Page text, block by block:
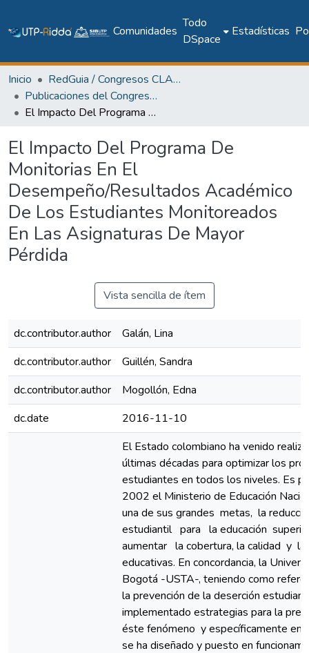
Comunidades
Todo
DSpace
Estadísticas
Inicio
RedGuia / Congresos CLABES
Publicaciones del Congreso Internacional CLABES
El Impacto Del Programa De Monitorias En El Desempeño/Resultados Académico De Los Estudiantes Monitoreados En Las Asignaturas De Mayor Pérdida
El Impacto Del Programa De
Monitorias En El
Desempeño/Resultados Académico
De Los Estudiantes Monitoreados
En Las Asignaturas De Mayor
Pérdida
Vista sencilla de ítem
dc.contributor.author
Galán, Lina
dc.contributor.author
Guillén, Sandra
dc.contributor.author
Mogollón, Edna
dc.date
2016-11-10
El Estado colombiano ha venido
últimas décadas para optimizar los
estudiantes en todos los niveles. Es
2002 el Ministerio de Educación
una de sus grandes metas, la
estudiantil para la educación
aumentar la cobertura, la calidad y la
educativas. En concordancia, la
Bogotá -USTA-, teniendo como
la prevención de la deserción
implementado estrategias para la
éste fenómeno y específicamente en
se ha diseñado y puesto en